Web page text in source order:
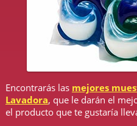
Encontrarás las mejores
Lavadora, que le darán el
el producto que te gustaría